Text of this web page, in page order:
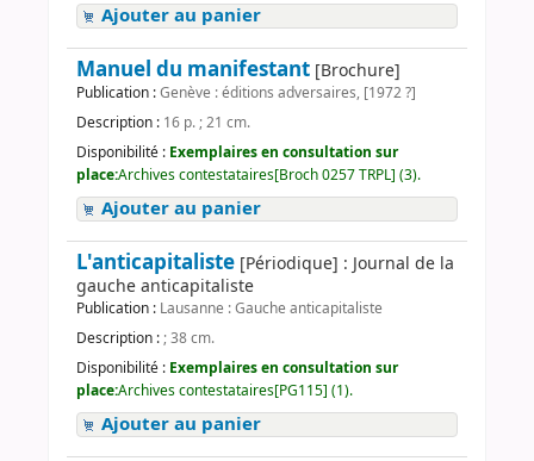
Ajouter au panier
Manuel du manifestant [Brochure]
Publication :Genève : éditions adversaires, [1972 ?]
Description : 16 p. ; 21 cm.
Disponibilité : Exemplaires en consultation sur
place:Archives contestataires[Broch 0257 TRPL] (3).
Ajouter au panier
L'anticapitaliste [Périodique] : Journal de la
gauche anticapitaliste
Publication : Lausanne : Gauche anticapitaliste
Description :; 38 cm.
Disponibilité : Exemplaires en consultation sur
place:Archives contestataires[PG115] (1).
Ajouter au panier